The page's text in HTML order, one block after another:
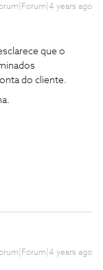
years ago
que o
do cliente.
years ago